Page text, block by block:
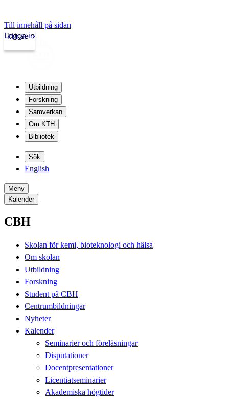
Till innehåll på sidan
kth.se
Logga in
Utbildning
Forskning
Samverkan
Om KTH
Bibliotek
Sök
English
Meny
Kalender
CBH
Skolan för kemi, bioteknologi och hälsa
Om skolan
Utbildning
Forskning
Student på CBH
Centrumbildningar
Nyheter
Kalender
Seminarier och föreläsningar
Disputationer
Docentpresentationer
Licentiatseminarier
Akademiska högtider